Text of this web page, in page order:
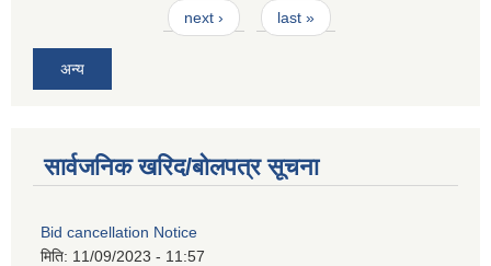
next › last »
अन्य
सार्वजनिक खरिद/बोलपत्र सूचना
Bid cancellation Notice
मिति: 11/09/2023 - 11:57